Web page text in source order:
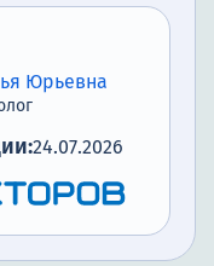
Юрьевна
24.07.2026